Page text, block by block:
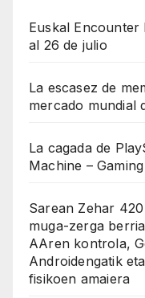
Euskal Encounter
al 26 de julio
La escasez de
mercado mundial
La cagada de
Machine –
Sarean Zehar
muga-zerga
AAren kontrola,
Androidengatik
fisikoen amaiera